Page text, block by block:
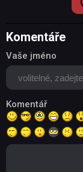
Komentáře
Vaše jméno
Komentář